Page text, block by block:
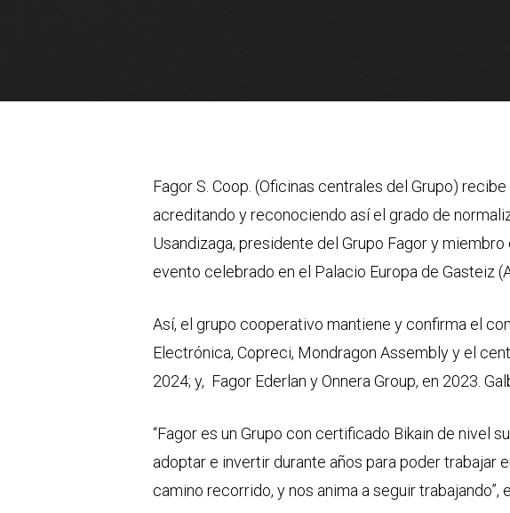
Fagor S. Coop. (Oficinas centrales del Grupo)
acreditando y reconociendo así el grado de
Usandizaga, presidente del Grupo Fagor y
evento celebrado en el Palacio Europa de Gasteiz
Así, el grupo cooperativo mantiene y confirma el
Electrónica, Copreci, Mondragon Assembly y el
2024; y, Fagor Ederlan y Onnera Group, en 2023.
“Fagor es un Grupo con certificado Bikain de nivel
adoptar e invertir durante años para poder trabajar
camino recorrido, y nos anima a seguir